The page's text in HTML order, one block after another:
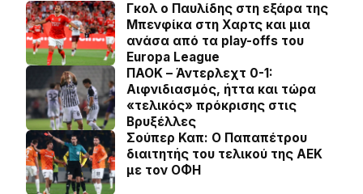
Γκολ ο Παυλίδης στη εξάρα της
Μπενφίκα στη Χαρτς και μια
ανάσα από τα play-offs του
Europa League
ΠΑΟΚ – Άντερλεχτ 0-1:
Αιφνιδιασμός, ήττα και τώρα
«τελικός» πρόκρισης στις
Βρυξέλλες
Σούπερ Καπ: Ο Παπαπέτρου
διαιτητής του τελικού της ΑΕΚ
με τον ΟΦΗ